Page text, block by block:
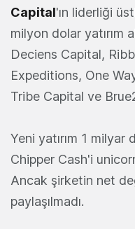
Capital'ın liderliği
milyon dolar yatırım
Deciens Capital,
Expeditions, One
Tribe Capital ve
Yeni yatırım 1 milyar
Chipper Cash'i
Ancak şirketin net
paylaşılmadı.